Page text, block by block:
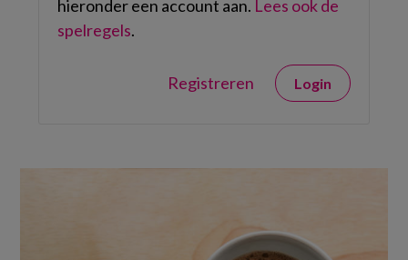
hieronder een account aan. Lees ook de
spelregels.
Registreren Login